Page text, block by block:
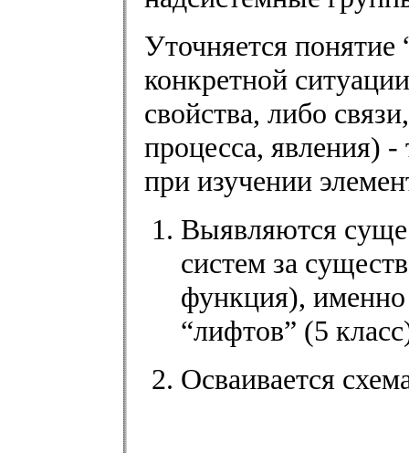
Уточняется понятие
конкретной
свойства, либо
процесса, явления)
при изучении
Выявляются
систем за
функция),
“лифтов” (5
Осваивается